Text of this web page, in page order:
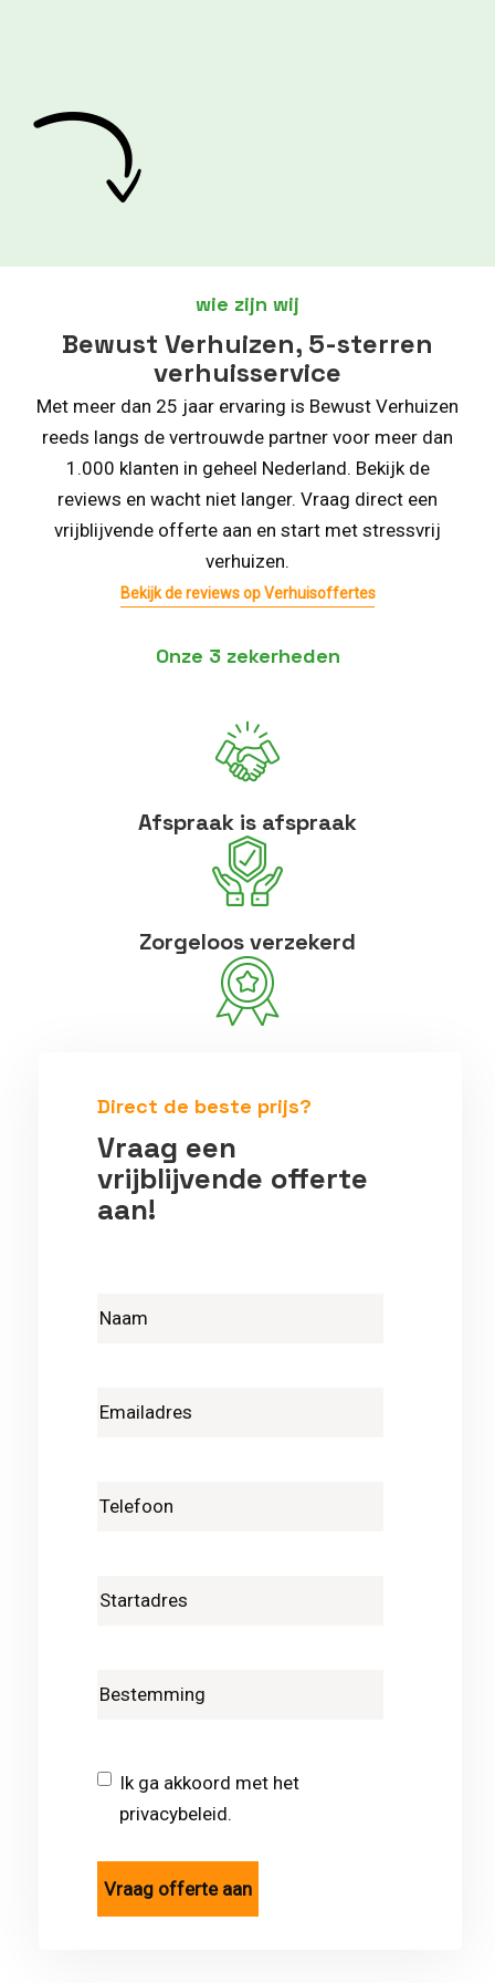
wie zijn wij
Bewust Verhuizen, 5-sterren
verhuisservice
Met meer dan 25 jaar ervaring is Bewust Verhuizen
reeds langs de vertrouwde partner voor meer dan
1.000 klanten in geheel Nederland. Bekijk de
reviews en wacht niet langer. Vraag direct een
vrijblijvende offerte aan en start met stressvrij
verhuizen.
Bekijk de reviews op Verhuisoffertes
Onze 3 zekerheden
Afspraak is afspraak
Zorgeloos verzekerd
Direct de beste prijs?
Vraag een
vrijblijvende offerte
aan!
Ik ga akkoord met het
privacybeleid.